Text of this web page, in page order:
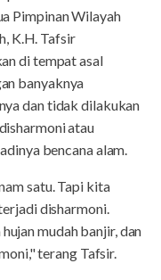
Pimpinan Wilayah
K.H. Tafsir
di tempat asal
banyaknya
dan tidak dilakukan
atau
bencana alam.
satu. Tapi kita
disharmoni.
mudah banjir, dan
terang Tafsir.